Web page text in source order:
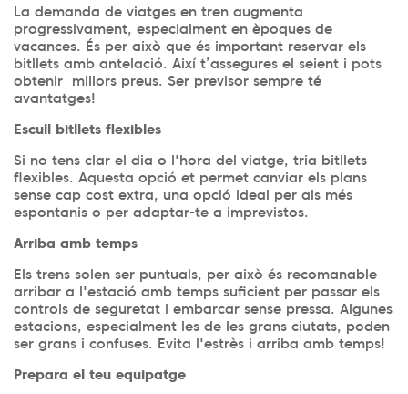
La demanda de viatges en tren augmenta
progressivament, especialment en èpoques de
vacances. És per això que és important reservar els
bitllets amb antelació. Així t’assegures el seient i pots
obtenir millors preus. Ser previsor sempre té
avantatges!
Escull bitllets flexibles
Si no tens clar el dia o l'hora del viatge, tria bitllets
flexibles. Aquesta opció et permet canviar els plans
sense cap cost extra, una opció ideal per als més
espontanis o per adaptar-te a imprevistos.
Arriba amb temps
Els trens solen ser puntuals, per això és recomanable
arribar a l'estació amb temps suficient per passar els
controls de seguretat i embarcar sense pressa. Algunes
estacions, especialment les de les grans ciutats, poden
ser grans i confuses. Evita l'estrès i arriba amb temps!
Prepara el teu equipatge